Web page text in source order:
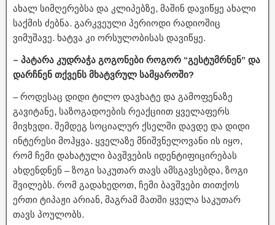
ახალ სიმღერებსა და კლიპებზე, მაშინ დავიწყე ახალი
საქმის ძებნა. გარკვეული პერიოდი რადიოშიც
ვიმუშავე. ხატვა კი ორსულობისას დავიწყე.
– პატარა კუდრაჭა გოგონები როგორ “გესტუმრნენ” და
დარჩნენ თქვენს მხატვრულ სამყაროში?
– როდესაც დიდი ტილო დავხატე და გამოფენაზე
გავიტანე, საზოგადოების რეაქციით ყველაფერს
მივხვდი. შემდეგ სოციალურ ქსელში დავდე და დიდი
ინტერესი მოჰყვა. ყველაზე მნიშვნელოვანი ის იყო,
რომ ჩემი დახატული ბავშვების იდენტიფიცირებას
ახდენდნენ – ზოგი საკუთარ თავს ამსგავსებდა, ზოგი
შვილებს. რომ გადახედოთ, ჩემი ბავშვები თითქოს
ერთი ტიპაჟი არიან, მაგრამ მათში ყველა საკუთარ
თავს პოულობს.